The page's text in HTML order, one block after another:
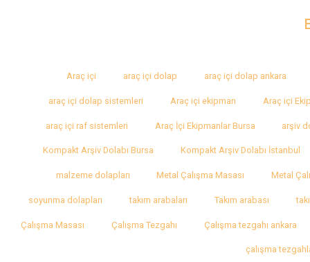
Araç içi araç içi dolap araç içi dolap ankara
araç içi dolap sistemleri Araç içi ekipman Araç içi
araç içi raf sistemleri Araç İçi Ekipmanlar Bursa arşiv
Kompakt Arşiv Dolabı Bursa Kompakt Arşiv Dolabı İstanbul
malzeme dolapları Metal Çalışma Masası Metal
soyunma dolapları takım arabaları Takım arabası
Çalışma Masası Çalışma Tezgahı Çalışma tezgahı ankara
çalışma